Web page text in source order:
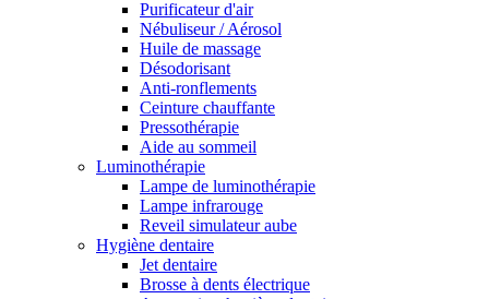
Purificateur d'air
Nébuliseur / Aérosol
Huile de massage
Désodorisant
Anti-ronflements
Ceinture chauffante
Pressothérapie
Aide au sommeil
Luminothérapie
Lampe de luminothérapie
Lampe infrarouge
Reveil simulateur aube
Hygiène dentaire
Jet dentaire
Brosse à dents électrique